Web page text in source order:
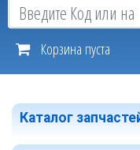
Корзина пуста
Каталог